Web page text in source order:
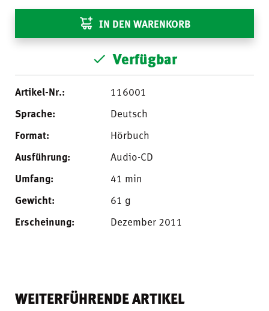
IN DEN WARENKORB
Verfügbar
Artikel-Nr.:
116001
Sprache:
Deutsch
Format:
Hörbuch
Ausführung:
Audio-CD
Umfang:
41 min
Gewicht:
61 g
Erscheinung:
Dezember 2011
WEITERFÜHRENDE ARTIKEL